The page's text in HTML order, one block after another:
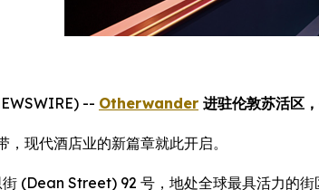
-- Otherwander 进驻伦敦苏活区
现代酒店业的新篇章就此开启。
(Dean Street) 92 号，地处全球最具活力的